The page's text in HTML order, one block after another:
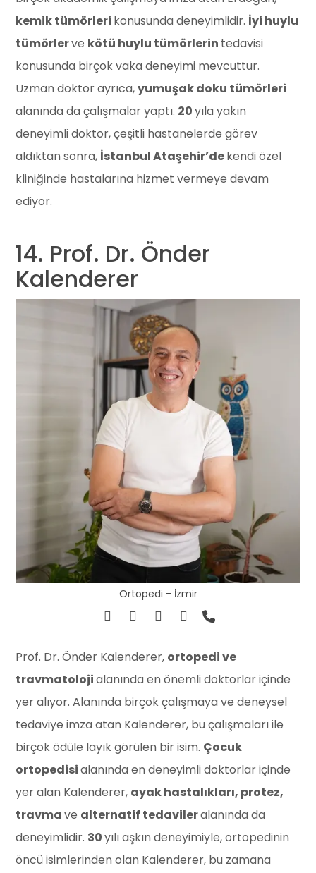
kemik tümörleri konusunda deneyimlidir. İyi huylu
tümörlerve kötü huylu tümörlerin tedavisi
konusunda birçok vaka deneyimi mevcuttur.
Uzman doktor ayrıca,yumuşak doku tümörleri
alanında da çalışmalar yaptı. 20yıla yakın
deneyimli doktor, çeşitli hastanelerde görev
aldıktan sonra, İstanbul Ataşehir’dekendi özel
kliniğinde hastalarına hizmet vermeye devam
ediyor.
14. Prof. Dr. Önder
Kalenderer
Ortopedi - İzmir
Prof. Dr. Önder Kalenderer, ortopedi ve
travmatolojialanında en önemli doktorlar içinde
yer alıyor. Alanında birçok çalışmaya ve deneysel
tedaviye imza atan Kalenderer, bu çalışmaları ile
birçok ödüle layık görülen bir isim. Çocuk
ortopedisialanında en deneyimli doktorlar içinde
yer alan Kalenderer, ayak hastalıkları, protez,
travmave alternatif tedavileralanında da
deneyimlidir. 30yılı aşkın deneyimiyle, ortopedinin
öncü isimlerinden olan Kalenderer, bu zamana